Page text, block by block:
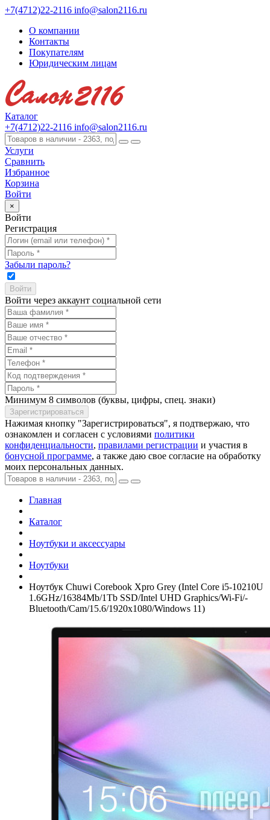
+7(4712)22-2116 info@salon2116.ru
О компании
Контакты
Покупателям
Юридическим лицам
Каталог
+7(4712)22-2116 info@salon2116.ru
Услуги
Сравнить
Избранное
Корзина
Войти
×
Войти
Регистрация
Забыли пароль?
Войти через аккаунт социальной сети
Минимум 8 символов (буквы, цифры, спец. знаки)
Нажимая кнопку "Зарегистрироваться", я подтвержаю, что
ознакомлен и согласен с условиями политики
конфиденциальности, правилами регистрации и участия в
бонусной программе, а также даю свое согласие на обработку
моих персональных данных.
Главная
Каталог
Ноутбуки и аксессуары
Ноутбуки
Ноутбук Chuwi Corebook Xpro Grey (Intel Core i5-10210U
1.6GHz/­16384Mb/­1Tb SSD/­Intel UHD Graphics/­Wi-Fi/­
Bluetooth/­Cam/­15.6/­1920x1080/­Windows 11)